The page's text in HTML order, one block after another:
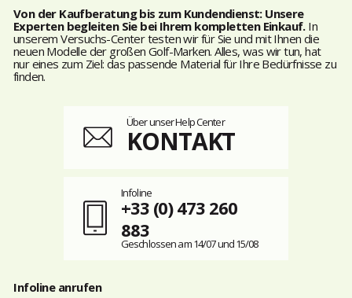
Von der Kaufberatung bis zum Kundendienst: Unsere
Experten begleiten Sie bei Ihrem kompletten Einkauf.In
unserem Versuchs-Center testen wir für Sie und mit Ihnen die
neuen Modelle der großen Golf-Marken. Alles, was wir tun, hat
nur eines zum Ziel: das passende Material für Ihre Bedürfnisse zu
finden.
Über unser Help Center
KONTAKT
Infoline
+33 (0) 473 260
883
Geschlossen am 14/07 und 15/08
Infoline anrufen